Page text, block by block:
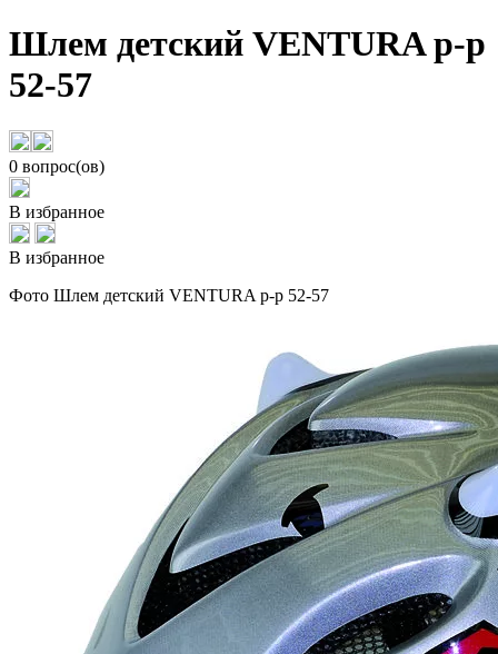
Шлем детский VENTURA р-р
52-57
0 вопрос(ов)
В избранное
В избранное
Фото Шлем детский VENTURA р-р 52-57